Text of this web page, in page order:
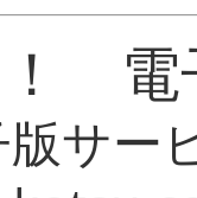
！ 電
サー